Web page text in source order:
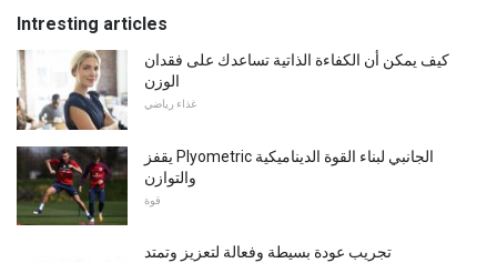
Intresting articles
كيف يمكن أن الكفاءة الذاتية تساعدك على فقدان
الوزن
غذاء رياضي
يقفز Plyometric الجانبي لبناء القوة الديناميكية
والتوازن
قوة
تجريب عودة بسيطة وفعالة لتعزيز وتمتد